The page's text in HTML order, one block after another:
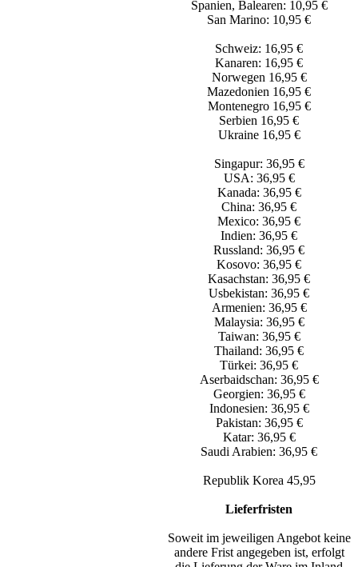
Spanien, Balearen: 10,95 €
San Marino: 10,95 €
Schweiz: 16,95 €
Kanaren: 16,95 €
Norwegen 16,95 €
Mazedonien 16,95 €
Montenegro 16,95 €
Serbien 16,95 €
Ukraine 16,95 €
Singapur: 36,95 €
USA: 36,95 €
Kanada: 36,95 €
China: 36,95 €
Mexico: 36,95 €
Indien: 36,95 €
Russland: 36,95 €
Kosovo: 36,95 €
Kasachstan: 36,95 €
Usbekistan: 36,95 €
Armenien: 36,95 €
Malaysia: 36,95 €
Taiwan: 36,95 €
Thailand: 36,95 €
Türkei: 36,95 €
Aserbaidschan: 36,95 €
Georgien: 36,95 €
Indonesien: 36,95 €
Pakistan: 36,95 €
Katar: 36,95 €
Saudi Arabien: 36,95 €
Republik Korea 45,95
Lieferfristen
Soweit im jeweiligen Angebot keine
andere Frist angegeben ist, erfolgt